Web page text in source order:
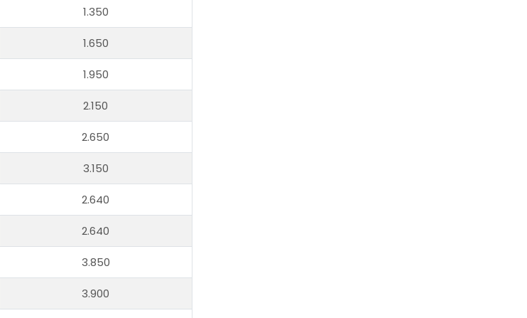
1.350
1.650
1.950
2.150
2.650
3.150
2.640
2.640
3.850
3.900